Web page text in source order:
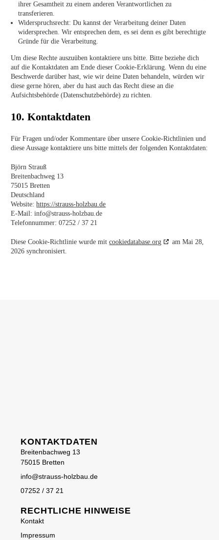
ihrer Gesamtheit zu einem anderen Verantwortlichen zu
transferieren.
Widerspruchsrecht: Du kannst der Verarbeitung deiner Daten
widersprechen. Wir entsprechen dem, es sei denn es gibt berechtigte
Gründe für die Verarbeitung.
Um diese Rechte auszuüben kontaktiere uns bitte. Bitte beziehe dich
auf die Kontaktdaten am Ende dieser Cookie-Erklärung. Wenn du eine
Beschwerde darüber hast, wie wir deine Daten behandeln, würden wir
diese gerne hören, aber du hast auch das Recht diese an die
Aufsichtsbehörde (Datenschutzbehörde) zu richten.
10. Kontaktdaten
Für Fragen und/oder Kommentare über unsere Cookie-Richtlinien und
diese Aussage kontaktiere uns bitte mittels der folgenden Kontaktdaten:
Björn Strauß
Breitenbachweg 13
75015 Bretten
Deutschland
Website:https://strauss-holzbau.de
E-Mail:info@strauss-holzbau.de
Telefonnummer: 07252 / 37 21
Diese Cookie-Richtlinie wurde mitcookiedatabase.org
am Mai 28,
2026 synchronisiert.
KONTAKTDATEN
Breitenbachweg 13
75015 Bretten
info@strauss-holzbau.de
07252 / 37 21
RECHTLICHE HINWEISE
Kontakt
Impressum